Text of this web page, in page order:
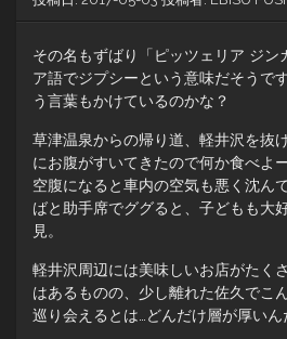
その名もずばり「ピッツェリア ジン
ア語でジプシーという意味だそうで
う言葉もかけているのかな？
草津温泉からの帰り道、軽井沢を抜
にお腹がすいてきたので何か食べよ
空腹になると車内の空気も悪く沈ん
ばと助手席でググると、子どもも大
見。
軽井沢周辺には美味しいお店がたく
はあるものの、少し離れた佐久でこ
巡り会えるとは…どんだけ層が厚いん